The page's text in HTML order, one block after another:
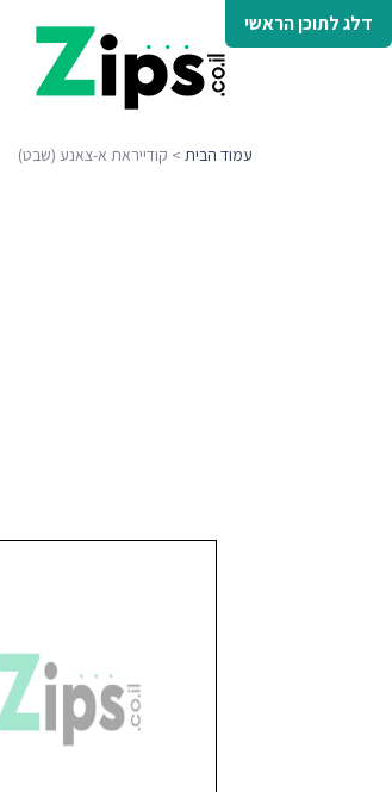
דלג לתוכן הראשי
עמוד הבית > קודייראת א-צאנע (שבט)